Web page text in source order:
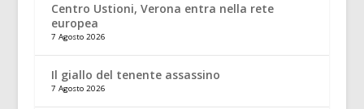
Centro Ustioni, Verona entra nella rete
europea
7 Agosto 2026
Il giallo del tenente assassino
7 Agosto 2026